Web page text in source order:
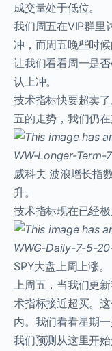
成交量处于低位。
我们周五在VIP群里
冲，而周五晚些时
让我们看看周一是
认上冲。
技术指标快要超卖
五的走势，我们仍在
威科夫 波浪增长指
升。
技术指标现在已经
SPY大盘上周上涨。
上周五，当我们更
术指标接近超买。
内。我们看看星期一
我们预测从这里开始